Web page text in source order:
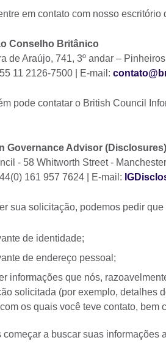
em contato com nosso
Conselho Britânico
de Araújo, 741, 3º andar –
11 2126-7500 | E-mail:
pode contatar o British Council
Governance Advisor (Disclosures)
- 58 Whitworth Street -
161 957 7624 | E-mail:
sua solicitação, podemos pedir que
de identidade;
de endereço pessoal;
informações que nós,
solicitada (por exemplo, detalhes
os quais você teve contato, bem
começar a buscar suas